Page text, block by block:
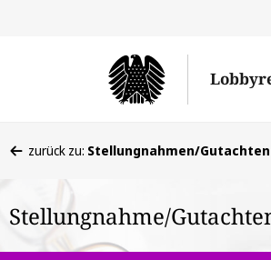
befinden
hier:
zurück zu: Stellungnahmen/Gutachten
Stellungnahme/